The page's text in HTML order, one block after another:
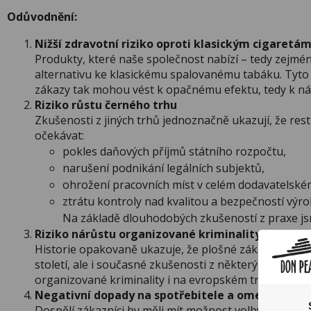
Odůvodnění:
Nižší zdravotní riziko oproti klasickým cigaretám
Produkty, které naše společnost nabízí – tedy
alternativu ke klasickému spalovanému tabáku.
zákazy tak mohou vést k opačnému efektu, tedy k
Riziko růstu černého trhu
Zkušenosti z jiných trhů jednoznačně ukazují, že
očekávat:
pokles daňových příjmů státního rozpočtu,
narušení podnikání legálních subjektů,
ohrožení pracovních míst v celém
ztrátu kontroly nad kvalitou a bezpečností
Na základě dlouhodobých zkušeností z praxe
Riziko nárůstu organizované kriminality
Historie opakovaně ukazuje, že plošné zákazy
století, ale i současné zkušenosti z některých
organizované kriminality i na evropském trhu.
Negativní dopady na spotřebitele a omezení